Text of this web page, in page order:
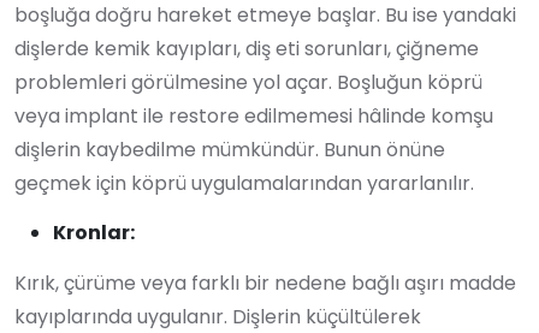
boşluğa doğru hareket etmeye başlar. Bu ise yandaki
dişlerde kemik kayıpları, diş eti sorunları, çiğneme
problemleri görülmesine yol açar. Boşluğun köprü
veya implant ile restore edilmemesi hâlinde komşu
dişlerin kaybedilme mümkündür. Bunun önüne
geçmek için köprü uygulamalarından yararlanılır.
Kronlar:
Kırık, çürüme veya farklı bir nedene bağlı aşırı madde
kayıplarında uygulanır. Dişlerin küçültülerek